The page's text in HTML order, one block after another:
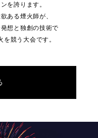
を誇ります。
ある煙火師が、
想と独創の技術で
競う大会です。